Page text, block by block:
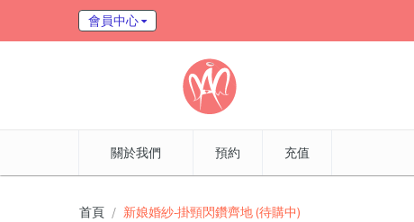
會員中心
關於我們 預約 充值
首頁 新娘婚紗-掛頸閃鑽齊地 (待購中)